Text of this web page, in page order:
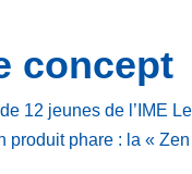
concept
12 jeunes de l’IME
phare : la «